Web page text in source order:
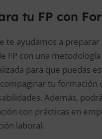
tu FP con
te ayudamos a preparar
FP con una
para que puedas
tu formación
Además,
con prácticas en
laboral.